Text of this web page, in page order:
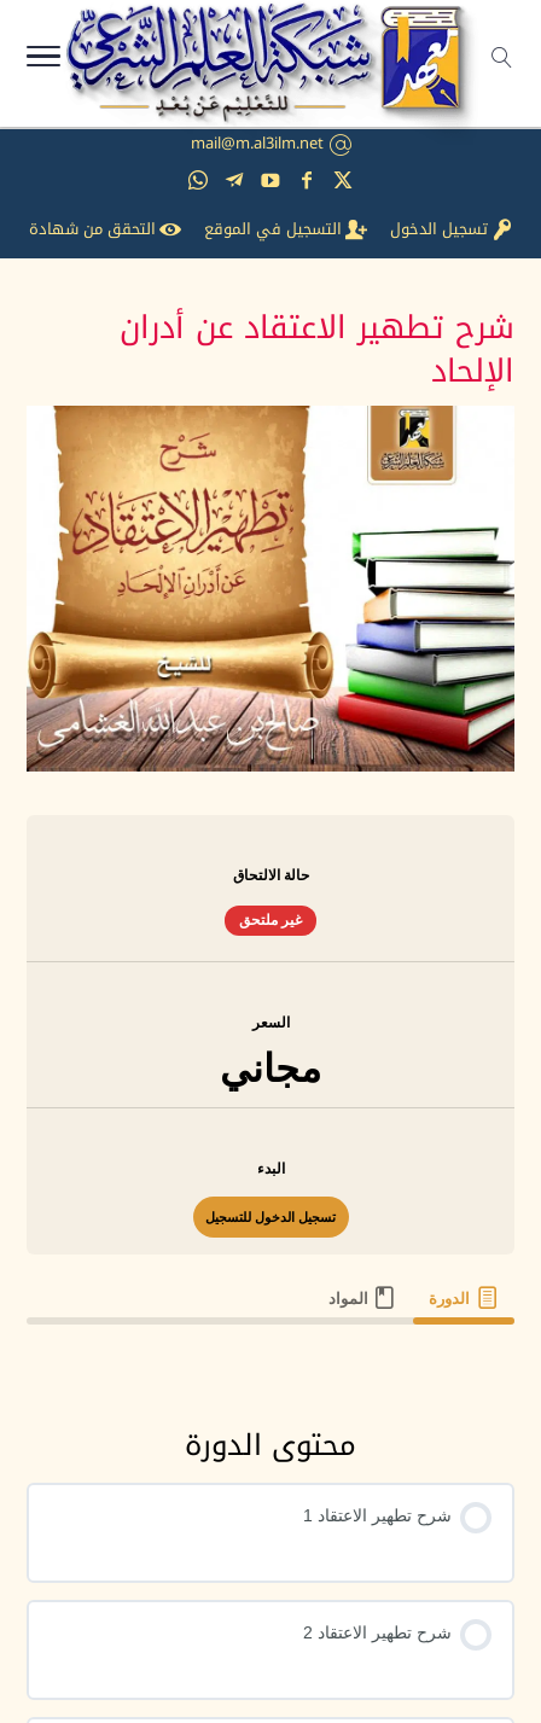
mail@m.al3ilm.net
تسجيل الدخول التسجيل في الموقع التحقق من شهادة
شرح تطهير الاعتقاد عن أدران
الإلحاد
حالة الالتحاق
غير ملتحق
السعر
مجاني
البدء
تسجيل الدخول للتسجيل
الدورة المواد
محتوى الدورة
شرح تطهير الاعتقاد 1
شرح تطهير الاعتقاد 2